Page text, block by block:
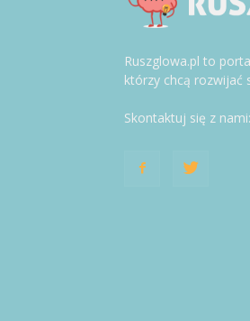
Ruszglowa.pl to
którzy chcą rozwijać
Skontaktuj się z nami: